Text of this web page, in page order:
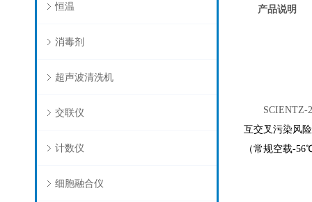
恒温
消毒剂
超声波清洗机
交联仪
计数仪
细胞融合仪
产品说明
SCIENTZ-
互交叉污染风
（常规空载-